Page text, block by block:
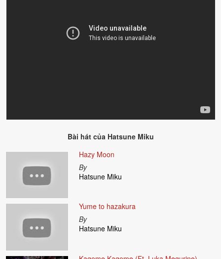
Bài hát của Hatsune Miku
Hazy Moon
By
Hatsune Miku
Yume to hazakura
By
Hatsune Miku